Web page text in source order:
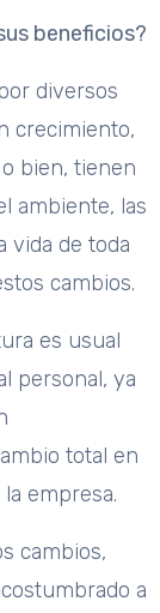
beneficios?
diversos
crecimiento,
bien, tienen
ambiente, las
vida de toda
cambios.
es usual
personal, ya
total en
empresa.
cambios,
a